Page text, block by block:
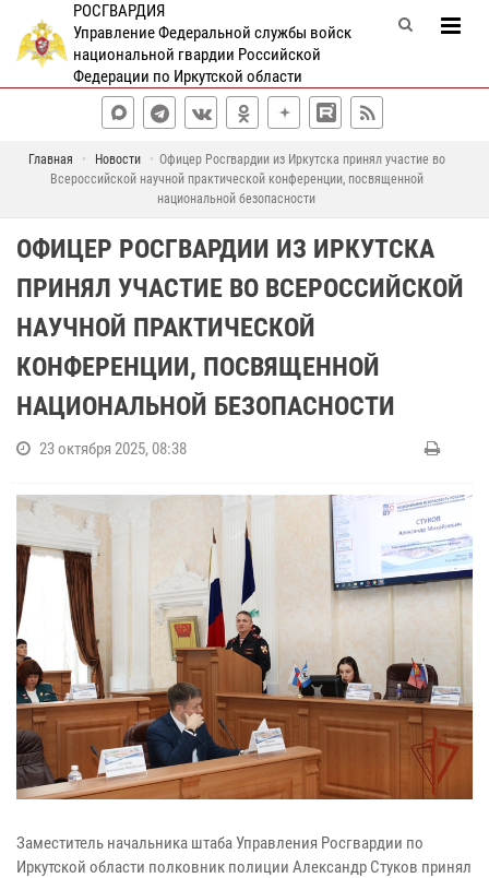
РОСГВАРДИЯ
Управление Федеральной службы войск
национальной гвардии Российской
Федерации по Иркутской области
Главная Новости
Офицер Росгвардии из Иркутска принял участие во
Всероссийской научной практической конференции, посвященной
национальной безопасности
ОФИЦЕР РОСГВАРДИИ ИЗ ИРКУТСКА
ПРИНЯЛ УЧАСТИЕ ВО ВСЕРОССИЙСКОЙ
НАУЧНОЙ ПРАКТИЧЕСКОЙ
КОНФЕРЕНЦИИ, ПОСВЯЩЕННОЙ
НАЦИОНАЛЬНОЙ БЕЗОПАСНОСТИ
23 октября 2025, 08:38
Заместитель начальника штаба Управления Росгвардии по
Иркутской области полковник полиции Александр Стуков принял